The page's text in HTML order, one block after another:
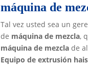
máquina de
Tal vez usted sea un
de máquina de mezcla,
máquina de mezcla de
Equipo de extrusión